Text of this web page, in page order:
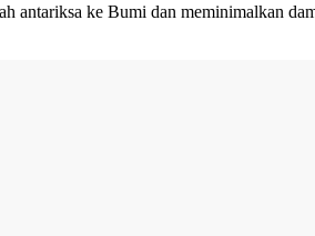
antariksa ke Bumi dan meminimalkan